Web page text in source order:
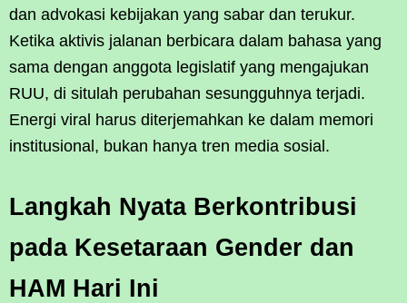
dan advokasi kebijakan yang sabar dan terukur.
Ketika aktivis jalanan berbicara dalam bahasa yang
sama dengan anggota legislatif yang mengajukan
RUU, di situlah perubahan sesungguhnya terjadi.
Energi viral harus diterjemahkan ke dalam memori
institusional, bukan hanya tren media sosial.
Langkah Nyata Berkontribusi
pada Kesetaraan Gender dan
HAM Hari Ini